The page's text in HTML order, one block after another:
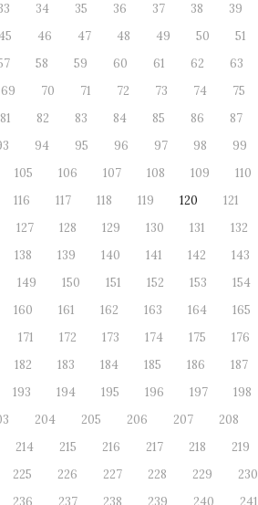
34 35 36 37 38
39
45 46 47 48 49 50
51
58 59 60 61 62
63
69 70 71 72 73 74
75
81 82 83 84 85 86
87
94 95 96 97 98
99
105 106 107 108 109
110
116 117 118 119 120
121
127 128 129 130 131
132
138 139 140 141 142
143
149 150 151 152 153
154
160 161 162 163 164
165
171 172 173 174 175
176
182 183 184 185 186
187
193 194 195 196 197
198
204 205 206 207
208
214 215 216 217 218
219
225 226 227 228 229
230
236 237 238 239 240 241